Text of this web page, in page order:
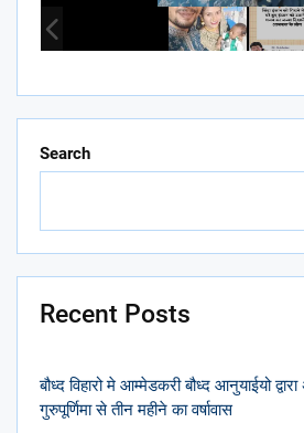
Search
Recent Posts
बौध्द विहारो मे आम्मेडकरी बौध्द आनुयाईयो द्वारा
गुरुपूर्णिमा से तीन महीने का वर्षावास